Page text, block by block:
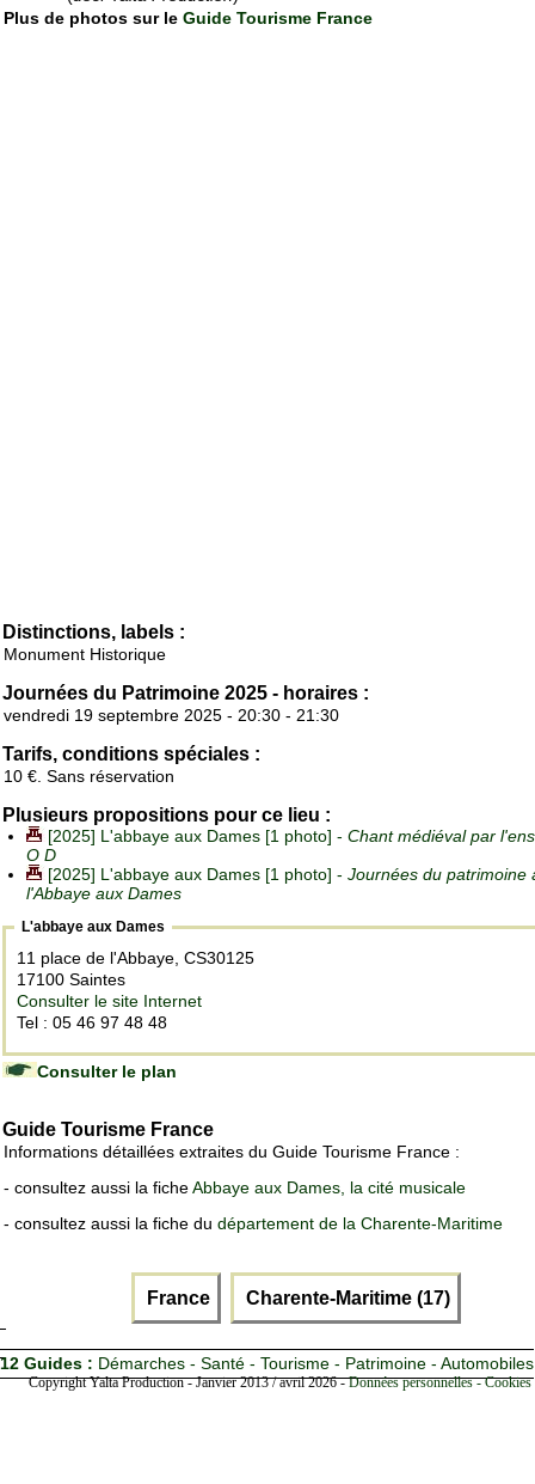
Plus de photos sur le Guide Tourisme France
Distinctions, labels :
Monument Historique
Journées du Patrimoine 2025 - horaires :
vendredi 19 septembre 2025 - 20:30 - 21:30
Tarifs, conditions spéciales :
10 €. Sans réservation
Plusieurs propositions pour ce lieu :
[2025] L'abbaye aux Dames [1 photo] - Chant médiéval par
O D
[2025] L'abbaye aux Dames [1 photo] - Journées du patrimoine
l'Abbaye aux Dames
L'abbaye aux Dames
11 place de l'Abbaye, CS30125
17100 Saintes
Consulter le site Internet
Tel : 05 46 97 48 48
Consulter le plan
Guide Tourisme France
Informations détaillées extraites du Guide Tourisme France :
- consultez aussi la ficheAbbaye aux Dames, la cité musicale
- consultez aussi la fiche du département de la Charente-Maritime
France Charente-Maritime (17)
12 Guides : Démarches - Santé - Tourisme - Patrimoine - Automobiles
Copyright Yalta Production - Janvier 2013 / avril 2026 -Données personnelles -